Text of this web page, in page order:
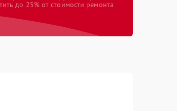
до 25% от стоимости ремонта